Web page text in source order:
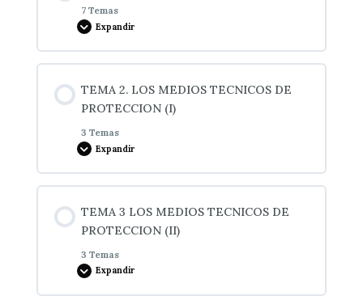
7 Temas
Expandir
0% COMPLETADO 0/7 pasos
1.1 Nociones generales
1.2 Seguridad individual y seguridad colectiva
1.3 Seguridad privada
TEMA 2. LOS MEDIOS TECNICOS DE
PROTECCION (I)
3 Temas
Expandir
0% COMPLETADO 0/3 pasos
1.- Concepto
TEMA 3 LOS MEDIOS TECNICOS DE
PROTECCION (II)
3 Temas
Expandir